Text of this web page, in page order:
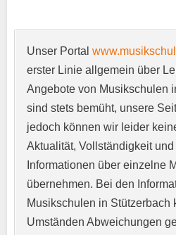
Anschrift
E-Mail-Adresse*
Unser Portal
erster Linie allgemein über
Angebote von Musikschulen
sind stets bemüht, unsere
jedoch können wir leider
Aktualität, Vollständigkeit
Informationen über einzelne
übernehmen. Bei den
Musikschulen in Stützerbach
Umständen Abweichungen